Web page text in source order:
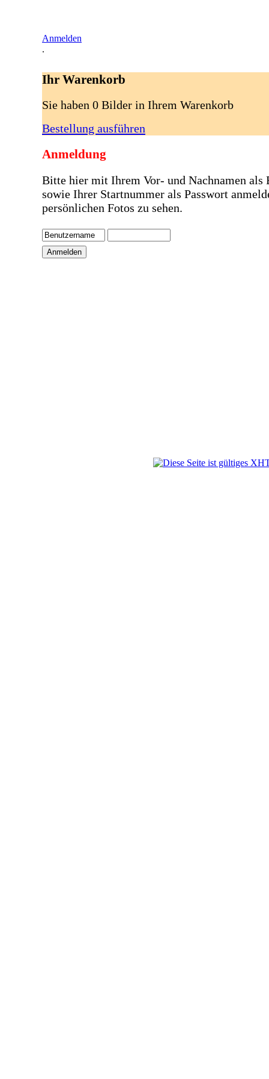
Anmelden
.
Ihr Warenkorb
Sie haben 0 Bilder in Ihrem Warenkorb
Bestellung ausführen
Anmeldung
Bitte hier mit Ihrem Vor- und Nachnamen als
sowie Ihrer Startnummer als Passwort
persönlichen Fotos zu sehen.